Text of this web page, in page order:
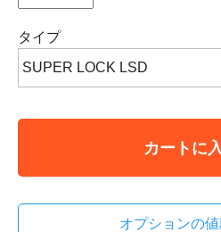
タイプ
カートに
オプションの